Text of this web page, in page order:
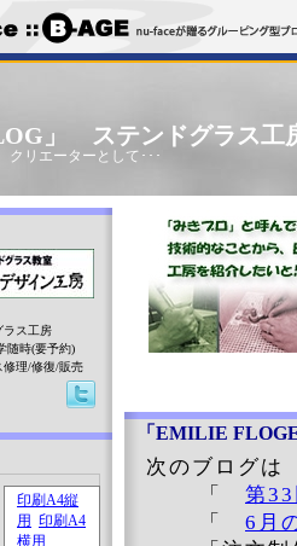
」 ステンドグラス工
リエーターとして･･･
「EMILIE
次のブログは
「 第
「 6月
ラス工房
随時(要予約)
修理/修復/販売